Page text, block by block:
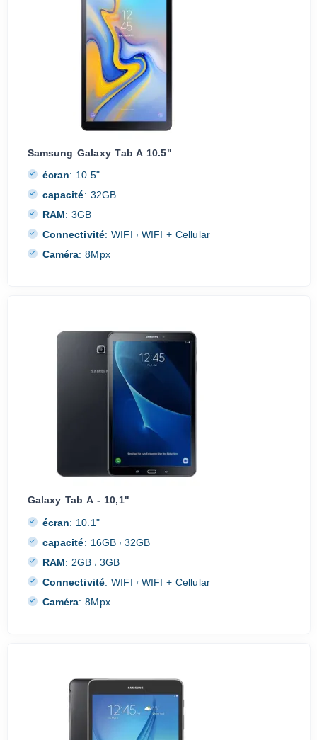
Samsung Galaxy Tab A 10.5"
écran: 10.5"
capacité: 32GB
RAM: 3GB
Connectivité: WIFI /WIFI + Cellular
Caméra: 8Mpx
Galaxy Tab A - 10,1"
écran: 10.1"
capacité: 16GB/ 32GB
RAM: 2GB/ 3GB
Connectivité: WIFI /WIFI + Cellular
Caméra: 8Mpx